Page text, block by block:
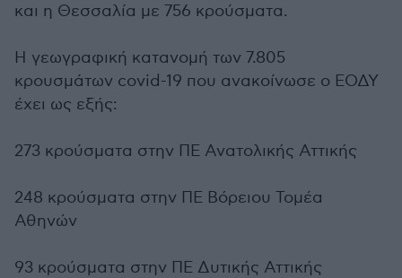
και η Θεσσαλία με 756 κρούσματα.
Η γεωγραφική κατανομή των 7.805
κρουσμάτων covid-19 που ανακοίνωσε ο ΕΟΔΥ
έχει ως εξής:
273 κρούσματα στην ΠΕ Ανατολικής Αττικής
248 κρούσματα στην ΠΕ Βόρειου Τομέα
Αθηνών
93 κρούσματα στην ΠΕ Δυτικής Αττικής